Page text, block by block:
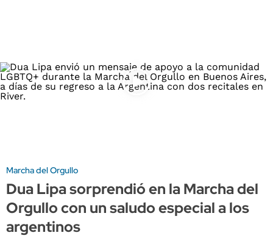
Marcha del Orgullo
Dua Lipa sorprendió en la Marcha del
Orgullo con un saludo especial a los
argentinos